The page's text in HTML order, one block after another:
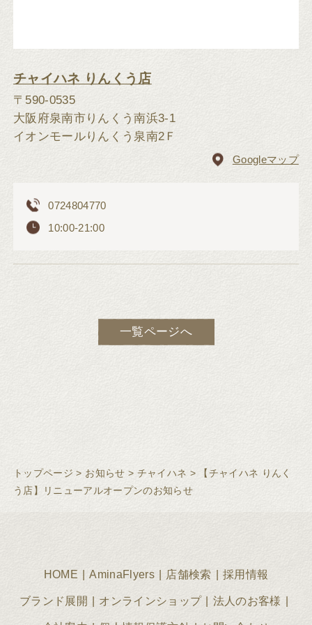
チャイハネ りんくう店
〒590-0535
大阪府泉南市りんくう南浜3-1
イオンモールりんくう泉南2Ｆ
Googleマップ
0724804770
10:00-21:00
一覧ページへ
トップページ > お知らせ > チャイハネ >
【チャイハネ りんく
う店】リニューアルオープンのお知らせ
HOME AminaFlyers 店舗検索 採用情報
ブランド展開 オンラインショップ 法人のお客様